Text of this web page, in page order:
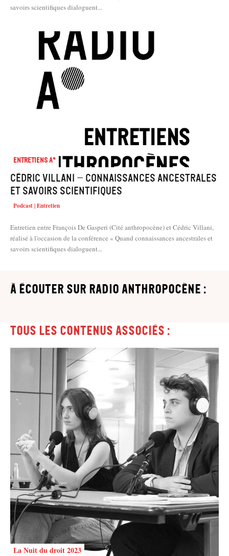
savoirs scientifiques dialoguent...
Entretiens A°
Cédric Villani – Connaissances ancestrales
et savoirs scientifiques
Podcast | Entretien
Entretien entre François De Gasperi (Cité anthropocène) et Cédric Villani,
réalisé à l'occasion de la conférence « Quand connaissances ancestrales et
savoirs scientifiques dialoguent...
à écouter sur Radio Anthropocène :
Tous les contenus associés :
La Nuit du droit 2023